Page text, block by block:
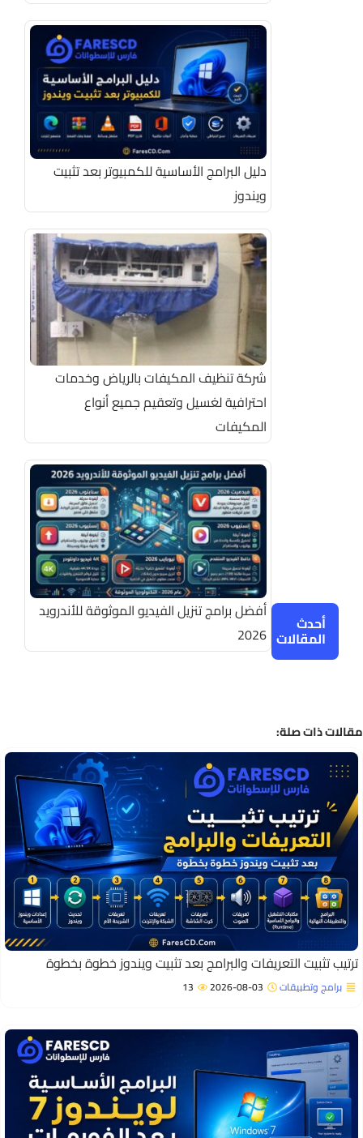
أحدث
المقالات
دليل البرامج الأساسية للكمبيوتر بعد تثبيت
ويندوز
شركة تنظيف المكيفات بالرياض وخدمات
احترافية لغسيل وتعقيم جميع أنواع
المكيفات
أفضل برامج تنزيل الفيديو الموثوقة للأندرويد
2026
ذات صلة:
تثبيت التعريفات والبرامج بعد تثبيت ويندوز خطوة بخطوة
برامج وتطبيقات 2026-08-03
13